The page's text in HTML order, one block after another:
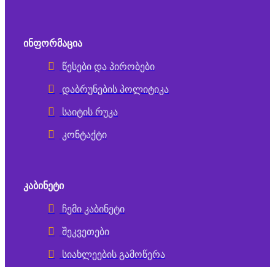
ᲘᲜᲤᲝᲠᲛᲐᲪᲘᲐ
წესები და პირობები
დაბრუნების პოლიტიკა
საიტის რუკა
კონტაქტი
ᲙᲐᲑᲘᲜᲔᲢᲘ
ჩემი კაბინეტი
შეკვეთები
სიახლეების გამოწერა